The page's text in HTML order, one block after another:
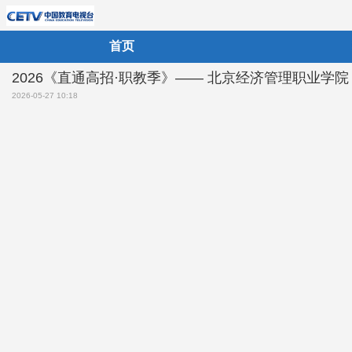
首页
2026《直通高招·职教季》—— 北京经济管理职业学院
2026-05-27 10:18